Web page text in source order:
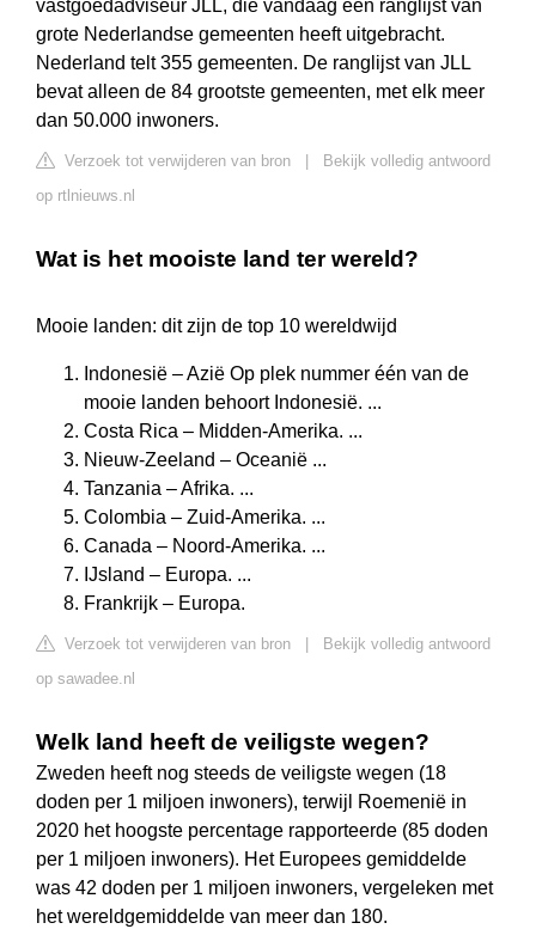
vastgoedadviseur JLL, die vandaag een ranglijst van
grote Nederlandse gemeenten heeft uitgebracht.
Nederland telt 355 gemeenten. De ranglijst van JLL
bevat alleen de 84 grootste gemeenten, met elk meer
dan 50.000 inwoners.
Verzoek tot verwijderen van bron
Bekijk volledig antwoord
op rtlnieuws.nl
Wat is het mooiste land ter wereld?
Mooie landen: dit zijn de top 10 wereldwijd
Indonesië – Azië Op plek nummer één van de
mooie landen behoort Indonesië. ...
Costa Rica – Midden-Amerika. ...
Nieuw-Zeeland – Oceanië ...
Tanzania – Afrika. ...
Colombia – Zuid-Amerika. ...
Canada – Noord-Amerika. ...
IJsland – Europa. ...
Frankrijk – Europa.
Verzoek tot verwijderen van bron
Bekijk volledig antwoord
op sawadee.nl
Welk land heeft de veiligste wegen?
Zweden heeft nog steeds de veiligste wegen (18
doden per 1 miljoen inwoners), terwijl Roemenië in
2020 het hoogste percentage rapporteerde (85 doden
per 1 miljoen inwoners). Het Europees gemiddelde
was 42 doden per 1 miljoen inwoners, vergeleken met
het wereldgemiddelde van meer dan 180.